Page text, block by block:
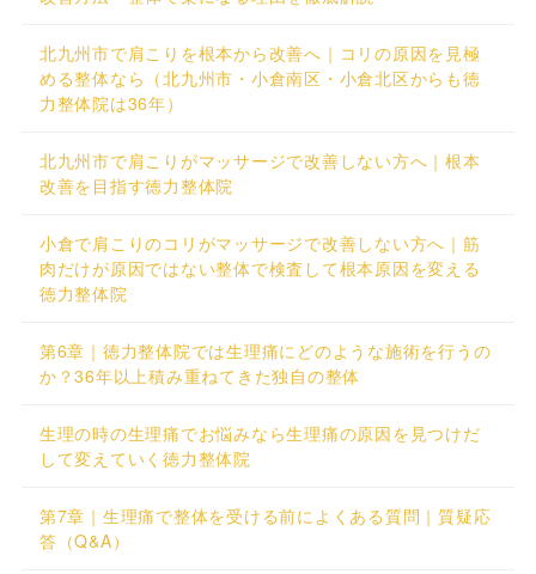
北九州市で肩こりを根本から改善へ｜コリの原因を見極
める整体なら（北九州市・小倉南区・小倉北区からも徳
力整体院は36年）
北九州市で肩こりがマッサージで改善しない方へ｜根本
改善を目指す徳力整体院
小倉で肩こりのコリがマッサージで改善しない方へ｜筋
肉だけが原因ではない整体で検査して根本原因を変える
徳力整体院
第6章｜徳力整体院では生理痛にどのような施術を行うの
か？36年以上積み重ねてきた独自の整体
生理の時の生理痛でお悩みなら生理痛の原因を見つけだ
して変えていく徳力整体院
第7章｜生理痛で整体を受ける前によくある質問｜質疑応
答（Q&A）